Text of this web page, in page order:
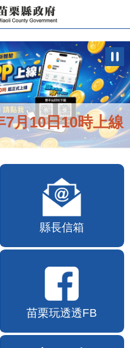
月10日10時上線
縣長信箱
苗栗玩透透FB